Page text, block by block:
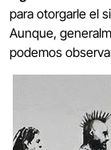
para otorgarle el
Aunque,
podemos